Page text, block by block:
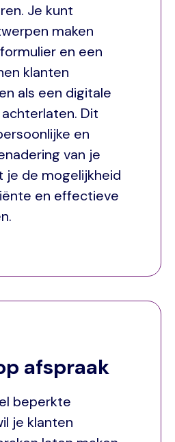
Je kunt
maken
en een
klanten
als een digitale
Dit
en
van je
je de mogelijkheid
en effectieve
afspraak
beperkte
je klanten